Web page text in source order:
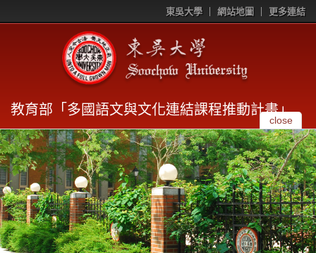
東吳大學 網站地圖 更多連結
教育部「多國語文與文化連結課程推動計畫」
close